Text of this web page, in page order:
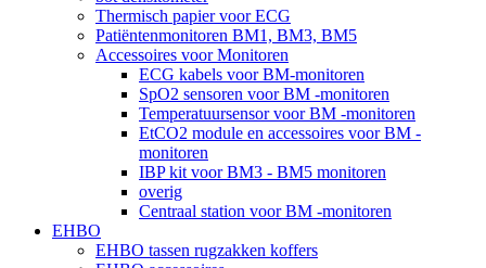
Thermisch papier voor ECG
Patiëntenmonitoren BM1, BM3, BM5
Accessoires voor Monitoren
ECG kabels voor BM-monitoren
SpO2 sensoren voor BM -monitoren
Temperatuursensor voor BM -monitoren
EtCO2 module en accessoires voor BM -
monitoren
IBP kit voor BM3 - BM5 monitoren
overig
Centraal station voor BM -monitoren
EHBO
EHBO tassen rugzakken koffers